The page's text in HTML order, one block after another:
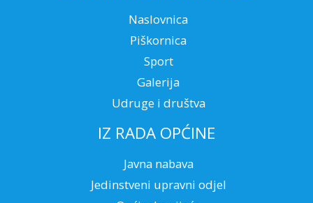
Naslovnica
Piškornica
Sport
Galerija
Udruge i društva
IZ RADA OPĆINE
Javna nabava
Jedinstveni upravni odjel